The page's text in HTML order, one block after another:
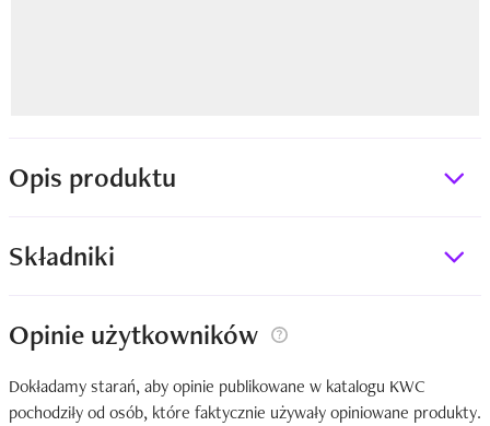
Opis produktu
Składniki
Opinie użytkowników
Dokładamy starań, aby opinie publikowane w katalogu KWC
pochodziły od osób, które faktycznie używały opiniowane produkty.